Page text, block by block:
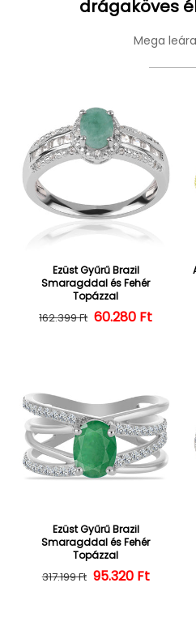
drágaköves
Mega
Ezüst Gyűrű Brazil
Smaragddal és Fehér
Topázzal
Normál ár
162.399 Ft Kedvezményes
60.280 Ft
Ezüst Gyűrű Brazil
Smaragddal és Fehér
Topázzal
Normál ár
317.199 Ft 95.320 Ft